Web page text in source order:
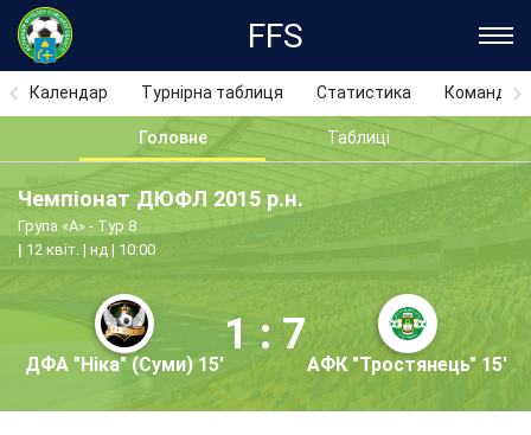
FFS
Календар Турнірна таблиця Статистика Команди
Головне Таблиці
Чемпіонат ДЮФЛ 2015 р.н.
Група «А» - Тур 8
ДФА "Ніка" (Суми) 15'
1 : 7
АФК "Тростянець" 15'
12 квіт. | нд | 10:00